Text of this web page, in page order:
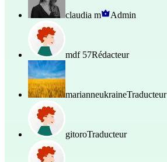
claudia m Admin
mdf 57Rédacteur
marianneukraineTraducteur
gitoroTraducteur